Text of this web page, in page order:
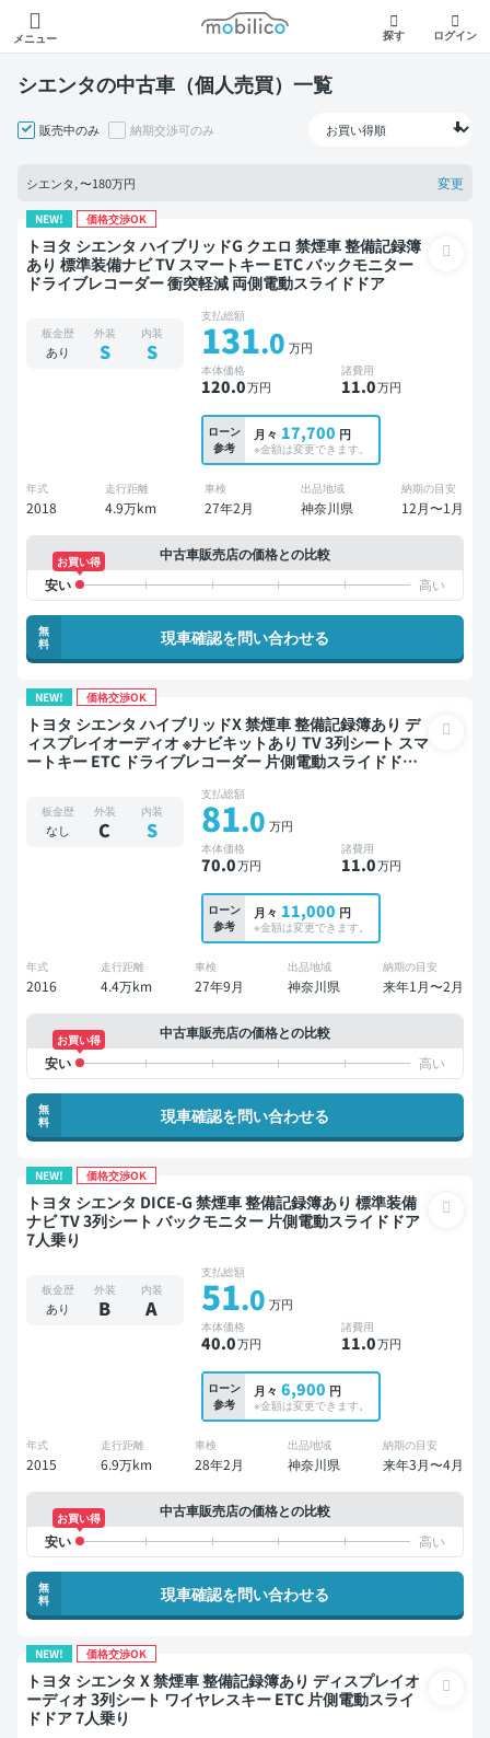
メニュー
モビリコ
探す ログイン
シエンタの中古車（個人売買）一覧
販売中のみ 納期交渉可のみ
シエンタ, 〜180万円 変更
NEW! 価格交渉OK
トヨタ シエンタ ハイブリッドG クエロ 禁煙車 整備記録簿
あり 標準装備ナビ TV スマートキー ETC バックモニター
ドライブレコーダー 衝突軽減 両側電動スライドドア
板金歴
あり
外装
S
内装
S
支払総額
131.0 万円
本体価格
120.0万円
諸費用
11.0万円
ローン
参考
月々 17,700 円
※金額は変更できます。
年式
2018
走行距離
4.9万km
車検
27年2月
出品地域
神奈川県
納期の目安
12月〜1月
中古車販売店の価格との比較
お買い得
無
料
現車確認を問い合わせる
NEW! 価格交渉OK
トヨタ シエンタ ハイブリッドX 禁煙車 整備記録簿あり デ
ィスプレイオーディオ ※ナビキットあり TV 3列シート スマ
ートキー ETC ドライブレコーダー 片側電動スライドドア
板金歴
なし
外装
C
内装
S
支払総額
81.0 万円
本体価格
70.0万円
諸費用
11.0万円
ローン
参考
月々 11,000 円
※金額は変更できます。
年式
2016
走行距離
4.4万km
車検
27年9月
出品地域
神奈川県
納期の目安
来年1月〜2月
中古車販売店の価格との比較
お買い得
無
料
現車確認を問い合わせる
NEW! 価格交渉OK
トヨタ シエンタ DICE-G 禁煙車 整備記録簿あり 標準装備
ナビ TV 3列シート バックモニター 片側電動スライドドア
7人乗り
板金歴
あり
外装
B
内装
A
支払総額
51.0 万円
本体価格
40.0万円
諸費用
11.0万円
ローン
参考
月々 6,900 円
※金額は変更できます。
年式
2015
走行距離
6.9万km
車検
28年2月
出品地域
神奈川県
納期の目安
来年3月〜4月
中古車販売店の価格との比較
お買い得
無
料
現車確認を問い合わせる
NEW! 価格交渉OK
トヨタ シエンタ X 禁煙車 整備記録簿あり ディスプレイオ
ーディオ 3列シート ワイヤレスキー ETC 片側電動スライ
ドドア 7人乗り